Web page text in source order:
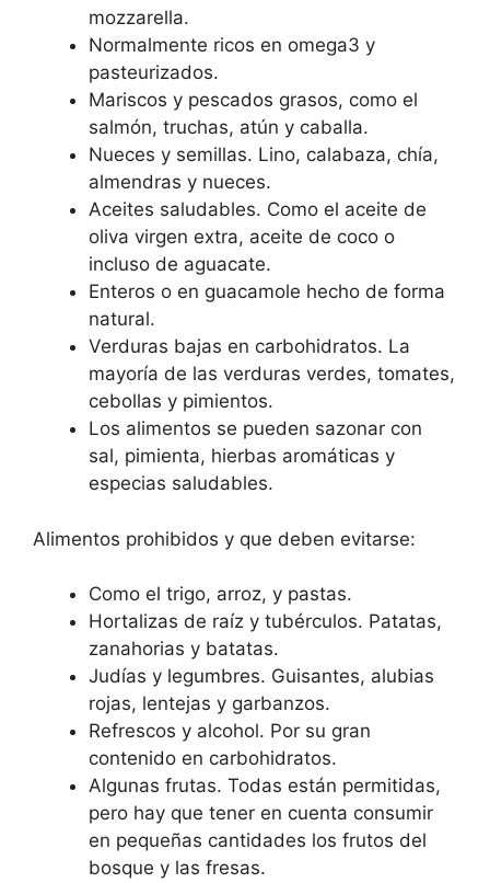
mozzarella.
Normalmente ricos en omega3 y
pasteurizados.
Mariscos y pescados grasos, como el
salmón, truchas, atún y caballa.
Nueces y semillas. Lino, calabaza, chía,
almendras y nueces.
Aceites saludables. Como el aceite de
oliva virgen extra, aceite de coco o
incluso de aguacate.
Enteros o en guacamole hecho de forma
natural.
Verduras bajas en carbohidratos. La
mayoría de las verduras verdes, tomates,
cebollas y pimientos.
Los alimentos se pueden sazonar con
sal, pimienta, hierbas aromáticas y
especias saludables.
Alimentos prohibidos y que deben evitarse:
Como el trigo, arroz, y pastas.
Hortalizas de raíz y tubérculos. Patatas,
zanahorias y batatas.
Judías y legumbres. Guisantes, alubias
rojas, lentejas y garbanzos.
Refrescos y alcohol. Por su gran
contenido en carbohidratos.
Algunas frutas. Todas están permitidas,
pero hay que tener en cuenta consumir
en pequeñas cantidades los frutos del
bosque y las fresas.